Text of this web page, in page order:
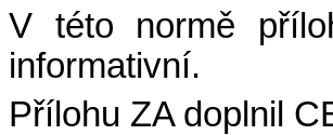
V této normě
informativní.
Přílohu ZA doplnil